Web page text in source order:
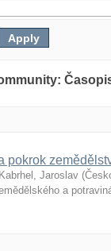
pokrok
Kabrhel, Jaroslav (
a